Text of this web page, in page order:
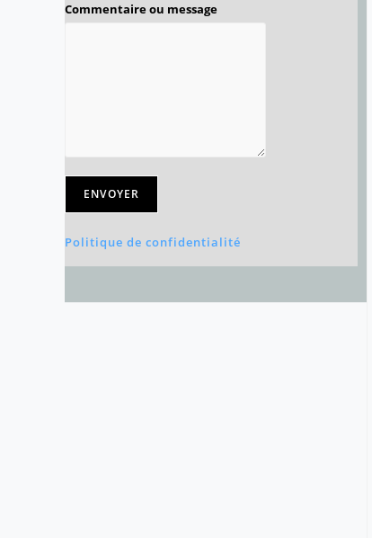
Commentaire ou message
ENVOYER
Politique de confidentialité